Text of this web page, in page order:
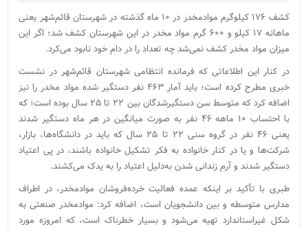
کشف ۱۷۶ کیلوگرم موادمخدر در ۱۰ ماه گذشته در شهرستان قائم‌شهر یعنی
ماهانه ۱۷ کیلو و ۶۰۰ گرم مواد مخدر در این شهرستان کشف شد؛ اگر این
میزان مواد مخدر کشف نمی‌شد چه تعداد را در دام خود نابود می‌کرد.
در کنار این اطلاعاتی که فرمانده انتظامی شهرستان قائم‌شهر در نشست
خبری مطرح کرده است؛ باید آمار ۴۶۳ نفر دستگیر شده مواد مخدر را نیز
اضافه کرد که متوسط سن‌ دستگیرشدگان بین ۲۲ تا ۲۵ سال بوده است؛ که
با احتساب ۱۰ ماهه ۴۶ نفر به صورت میانگین در هر ماه دستگیر شدند
یعنی ۴۶ نفر در گروه سنی ۲۲ تا ۲۵ سال که باید در دانشگاه‌ها، بازار،
شرکت‌ها و یا در کنار خانواده به فکر تشکیل خانواده باشند، در پی اعتیاد
دستگیر شدند و آرم زندانی شدن به‌دلیل اعتیاد را به یدک می‌کشند.
طبری با تأکید بر اینکه عمده فعالیت خرده‌فروشان موادمخدر، در اطراف
مدارس متوسطه و بین دانشجویان است، اضافه کرد: موادمخدر صنعتی به
شکل غیراستاندارد تهیه می‌شود و بسیار خطرناک است، که امروزه مورد